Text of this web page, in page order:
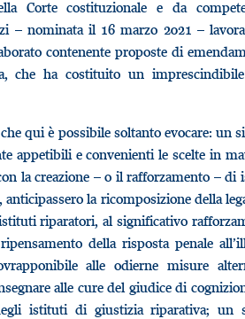
Corte costituzionale e da
– nominata il 16 marzo 2021 –
contenente proposte di
che ha costituito un
qui è possibile soltanto evocare: un
appetibili e convenienti le scelte in
la creazione – o il rafforzamento – di
anticipassero la ricomposizione della
riparatori, al significativo
della risposta penale
alle odierne misure
alle cure del giudice di
istituti di giustizia riparativa; un